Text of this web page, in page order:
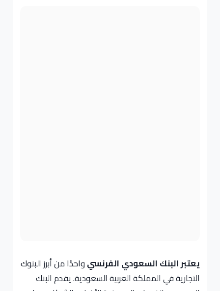
يعتبر البنك السعودي الفرنسيواحدًا من أبرز البنوك
التجارية في المملكة العربية السعودية. يقدم البنك